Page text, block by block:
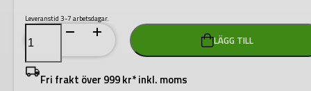
Leveranstid 3-7 arbetsdagar.
Festool
TZE-
KT
SYS3
M
Patroninsats
LÄGG TILL
Fri frakt över 999 kr* inkl. moms